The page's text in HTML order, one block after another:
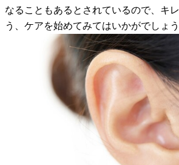
なることもあるとされているので、キ
う、ケアを始めてみてはいかがでしょ